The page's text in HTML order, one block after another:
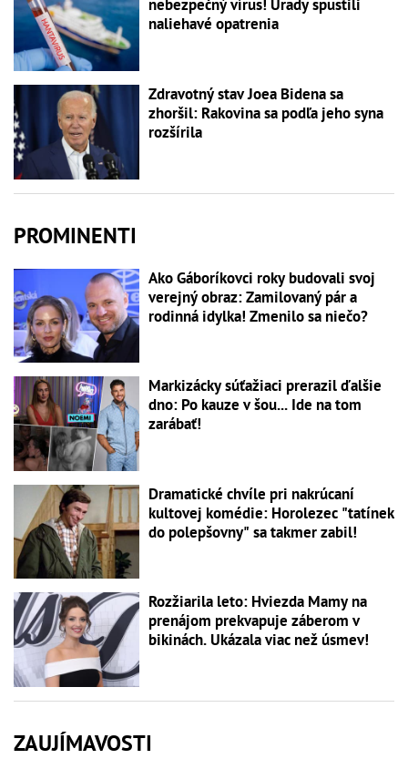
nebezpečný vírus! Úrady spustili
naliehavé opatrenia
Zdravotný stav Joea Bidena sa
zhoršil: Rakovina sa podľa jeho syna
rozšírila
PROMINENTI
Ako Gáboríkovci roky budovali svoj
verejný obraz: Zamilovaný pár a
rodinná idylka! Zmenilo sa niečo?
Markizácky súťažiaci prerazil ďalšie
dno: Po kauze v šou... Ide na tom
zarábať!
Dramatické chvíle pri nakrúcaní
kultovej komédie: Horolezec "tatínek
do polepšovny" sa takmer zabil!
Rozžiarila leto: Hviezda Mamy na
prenájom prekvapuje záberom v
bikinách. Ukázala viac než úsmev!
ZAUJÍMAVOSTI